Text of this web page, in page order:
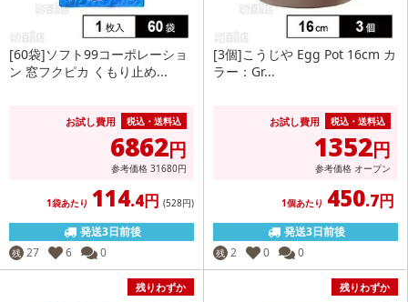
[60袋]ソフト99コーポレーショ
ン 窓フクピカ くもり止め...
お試し費用 税込・送料込
6862円
参考価格 31680円
1袋あたり 114.4円 (528円)
発送3日前後
残 27 6 0
[3個]こうじや Egg Pot 16cm カ
ラー：Gr...
お試し費用 税込・送料込
1352円
参考価格 オープン
1個あたり 450.7円
発送3日前後
残 2 0 0
残りわずか 残りわずか